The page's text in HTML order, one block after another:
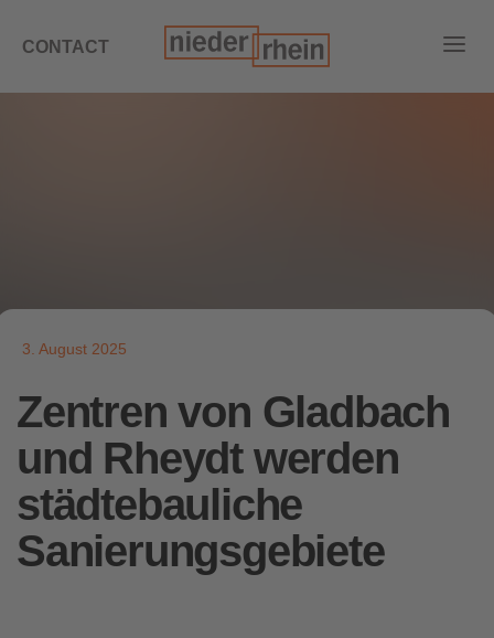
CONTACT
3. August 2025
Zentren von Gladbach
und Rheydt werden
städtebauliche
Sanierungsgebiete